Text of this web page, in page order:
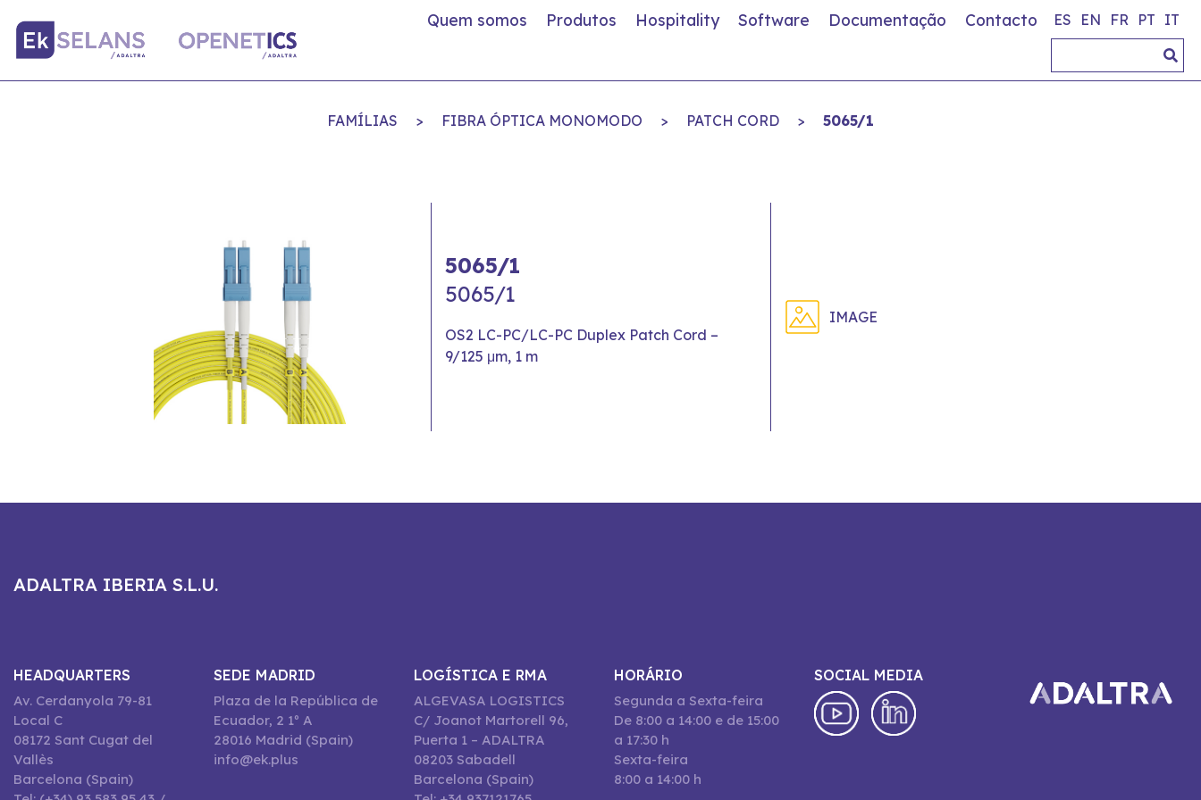
Quem somos Produtos Hospitality Software Documentação Contacto ES EN FR PT IT
FAMÍLIAS > FIBRA ÓPTICA MONOMODO > PATCH CORD > 5065/1
5065/1
5065/1
OS2 LC-PC/LC-PC Duplex Patch Cord –
9/125 μm, 1 m
IMAGE
ADALTRA IBERIA S.L.U.
HEADQUARTERS
Av. Cerdanyola 79-81
Local C
08172 Sant Cugat del
Vallès
Barcelona (Spain)
SEDE MADRID
Plaza de la República de
Ecuador, 2 1º A
28016 Madrid (Spain)
info@ek.plus
LOGÍSTICA E RMA
ALGEVASA LOGISTICS
C/ Joanot Martorell 96,
Puerta 1 – ADALTRA
08203 Sabadell
Barcelona (Spain)
HORÁRIO
Segunda a Sexta-feira
De 8:00 a 14:00 e de 15:00
a 17:30 h
Sexta-feira
8:00 a 14:00 h
SOCIAL MEDIA